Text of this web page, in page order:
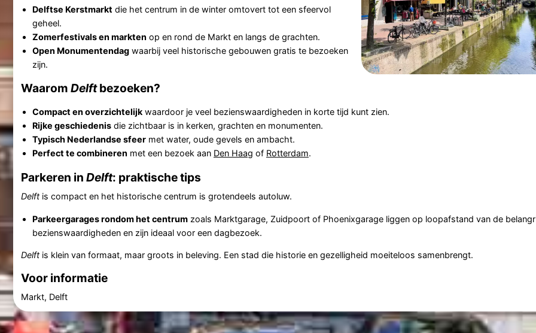
Delftse Kerstmarkt die het centrum in de winter omtovert tot een sfeervol
geheel.
Zomerfestivals en markten op en rond de Markt en langs de grachten.
Open Monumentendagwaarbij veel historische gebouwen gratis te bezoeken
zijn.
Waarom Delftbezoeken?
Compact en overzichtelijkwaardoor je veel bezienswaardigheden in korte tijd kunt zien.
Rijke geschiedenisdie zichtbaar is in kerken, grachten en monumenten.
Typisch Nederlandse sfeermet water, oude gevels en ambacht.
Perfect te combineren met een bezoek aan Den Haag of Rotterdam.
Parkeren in Delft: praktische tips
Delftis compact en het historische centrum is grotendeels autoluw.
Parkeergarages rondom het centrumzoals Marktgarage, Zuidpoort of Phoenixgarage liggen op loopafstand van de
bezienswaardigheden en zijn ideaal voor een dagbezoek.
Delftis klein van formaat, maar groots in beleving. Een stad die historie en gezelligheid moeiteloos samenbrengt.
Voor informatie
Markt, Delft